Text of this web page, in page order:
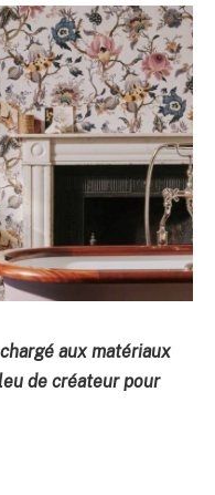
aux matériaux
de créateur pour